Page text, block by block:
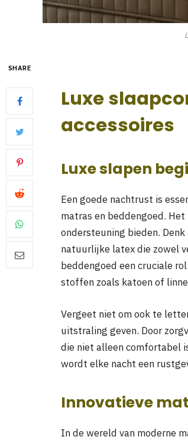
SHARE
Luxe
accessoires
Luxe slapen
Een goede nachtrust is
matras en beddengoed.
ondersteuning bieden.
natuurlijke latex die zowel
beddengoed een cruciale
stoffen zoals katoen of
Vergeet niet om ook te
uitstraling geven. Door
die niet alleen comfortabel
wordt elke nacht een
Innovatieve
In de wereld van moderne